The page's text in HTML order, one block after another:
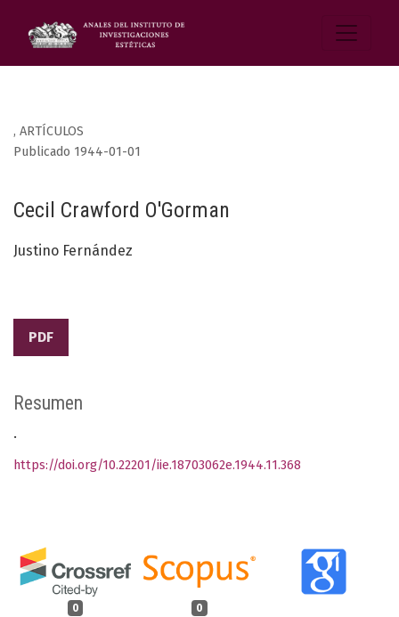
, ARTÍCULOS
Cecil Crawford O'Gorman
Publicado 1944-01-01
Justino Fernández
PDF
0 0
Resumen
.
https://doi.org/10.22201/iie.18703062e.1944.11.368